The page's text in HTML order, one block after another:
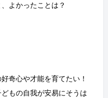
よかったことは？
奇心や才能を育てたい！
もの自我が安易にそうは